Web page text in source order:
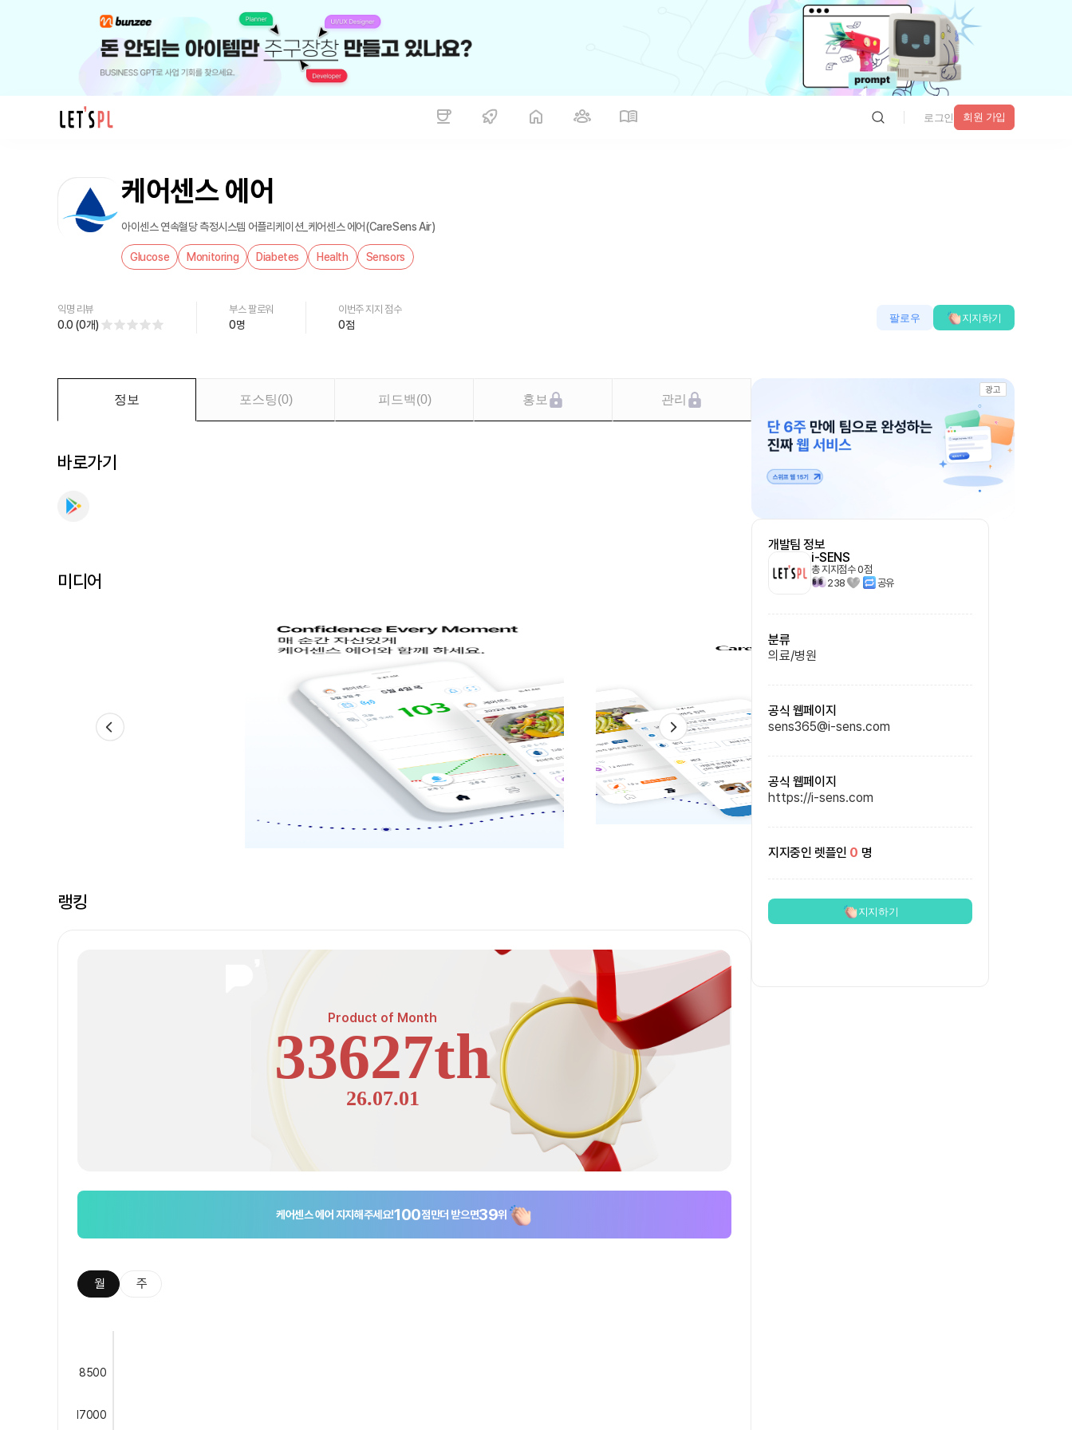
로그인 회원 가입
케어센스 에어
아이센스 연속혈당 측정시스템 어플리케이션_케어센스 에어(CareSens Air)
Glucose Monitoring Diabetes Health Sensors
익명 리뷰
0.0(0개)
부스 팔로워
0명
이번주 지지 점수
0점
팔로우 지지하기
정보 포스팅(0) 피드백(0) 홍보 관리
바로가기
미디어
랭킹
Product of Month
33627th
26.07.01
케어센스 에어 지지해주세요!100점만더 받으면39위
월 주
8500
17000
광고
개발팀 정보
i-SENS
총 지지점수0점
238
공유
분류
의료/병원
공식 웹페이지
sens365@i-sens.com
공식 웹페이지
https://i-sens.com
지지중인 렛플인 0 명
지지하기